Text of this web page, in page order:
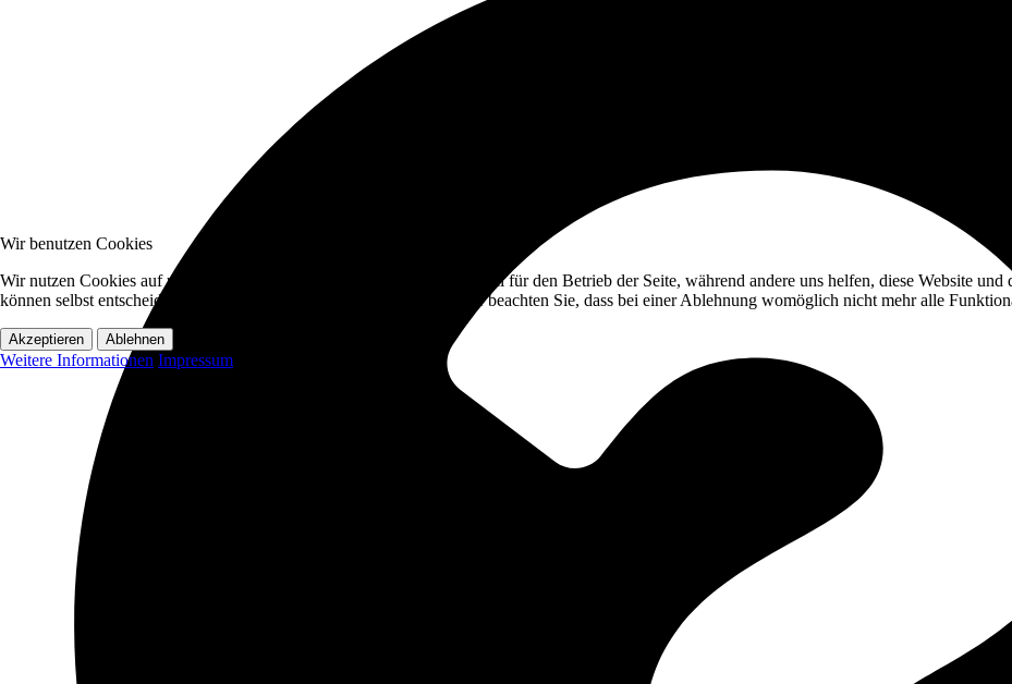
Wir benutzen Cookies
Wir nutzen Cookies auf unserer Website. Einige von ihnen sind essenziell für den Betrieb der Seite, während andere uns helfen, diese Website
können selbst entscheiden, ob Sie die Cookies zulassen möchten. Bitte beachten Sie, dass bei einer Ablehnung womöglich nicht mehr alle
Akzeptieren Ablehnen
Weitere Informationen Impressum